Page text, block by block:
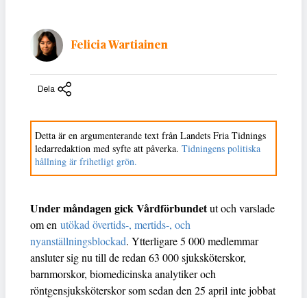
Felicia Wartiainen
Dela
Detta är en argumenterande text från Landets Fria Tidnings
ledarredaktion med syfte att påverka. Tidningens politiska
hållning är frihetligt grön.
Under måndagen gick Vårdförbundetut och varslade
om en utökad övertids-, mertids-, och
nyanställningsblockad. Ytterligare 5 000 medlemmar
ansluter sig nu till de redan 63 000 sjuksköterskor,
barnmorskor, biomedicinska analytiker och
röntgensjuksköterskor som sedan den 25 april inte jobbat